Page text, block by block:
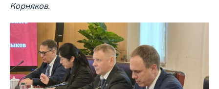
Корняков.